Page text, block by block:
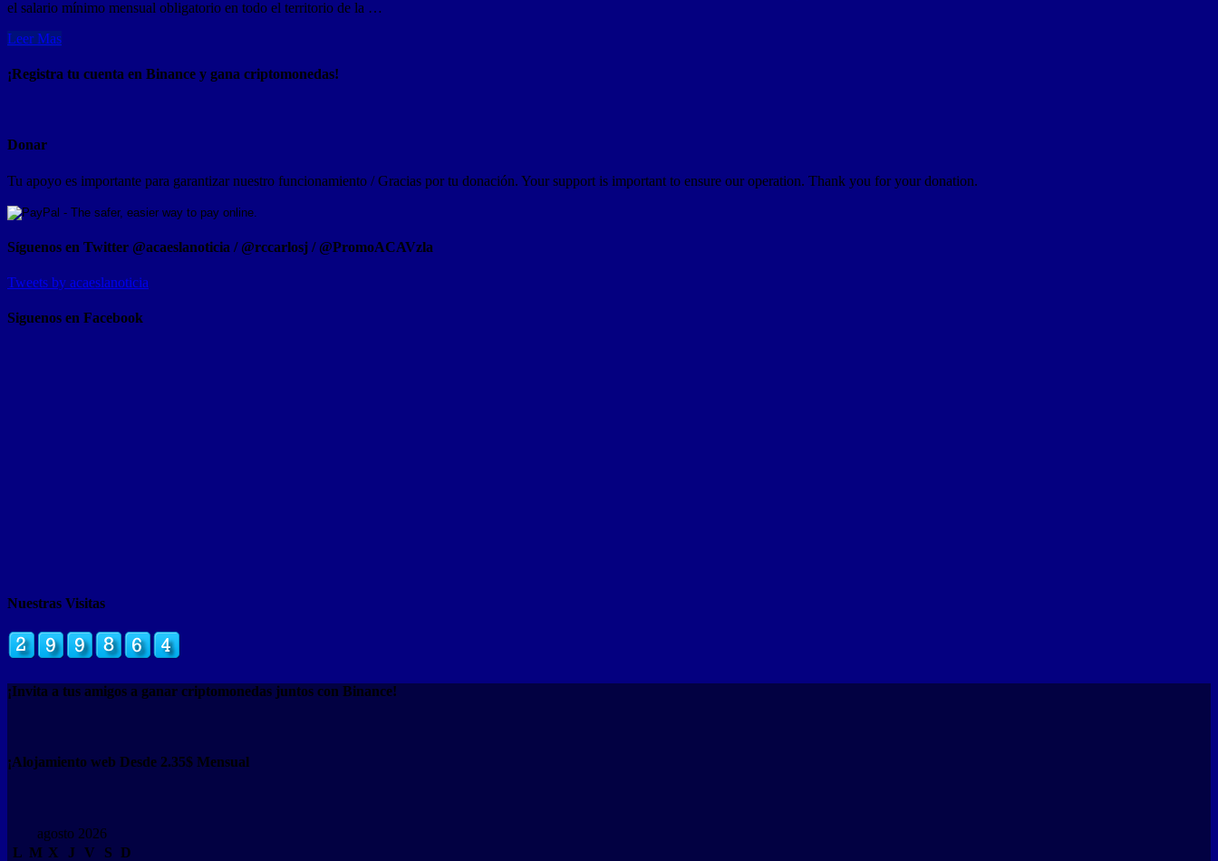
el salario mínimo mensual obligatorio en todo el territorio de la …
Leer Mas
¡Registra tu cuenta en Binance y gana criptomonedas!
Donar
Tu apoyo es importante para garantizar nuestro funcionamiento / Gracias por tu donación. Your support is important to ensure our operation. Thank you for your donation.
Síguenos en Twitter @acaeslanoticia / @rccarlosj / @PromoACAVzla
Tweets by acaeslanoticia
Siguenos en Facebook
Nuestras Visitas
¡Invita a tus amigos a ganar criptomonedas juntos con Binance!
¡Alojamiento web Desde 2.35$ Mensual
agosto 2026
L M X J V S D